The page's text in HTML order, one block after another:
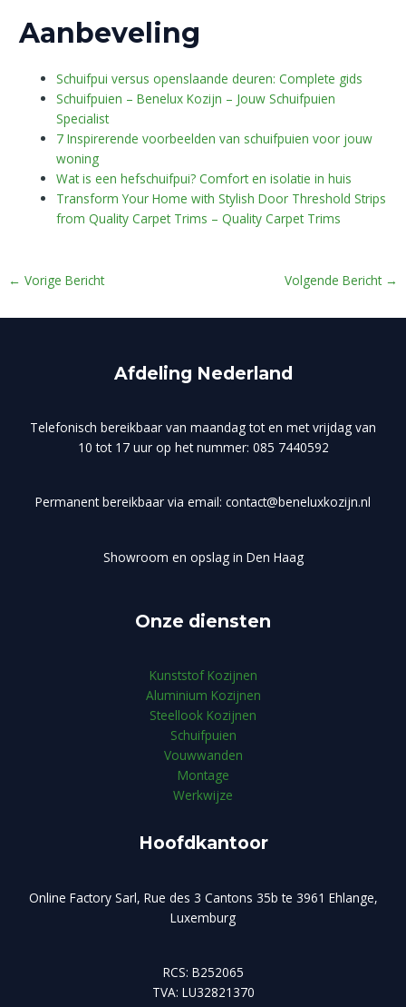
Aanbeveling
Schuifpui versus openslaande deuren: Complete gids
Schuifpuien – Benelux Kozijn – Jouw Schuifpuien
Specialist
7 Inspirerende voorbeelden van schuifpuien voor jouw
woning
Wat is een hefschuifpui? Comfort en isolatie in huis
Transform Your Home with Stylish Door Threshold Strips
from Quality Carpet Trims – Quality Carpet Trims
← Vorige Bericht Volgende Bericht →
Afdeling Nederland
Telefonisch bereikbaar van maandag tot en met vrijdag van
10 tot 17 uur op het nummer: 085 7440592
Permanent bereikbaar via email: contact@beneluxkozijn.nl
Showroom en opslag in Den Haag
Onze diensten
Kunststof Kozijnen
Aluminium Kozijnen
Steellook Kozijnen
Schuifpuien
Vouwwanden
Montage
Werkwijze
Hoofdkantoor
Online Factory Sarl, Rue des 3 Cantons 35b te 3961 Ehlange,
Luxemburg
RCS: B252065
TVA: LU32821370